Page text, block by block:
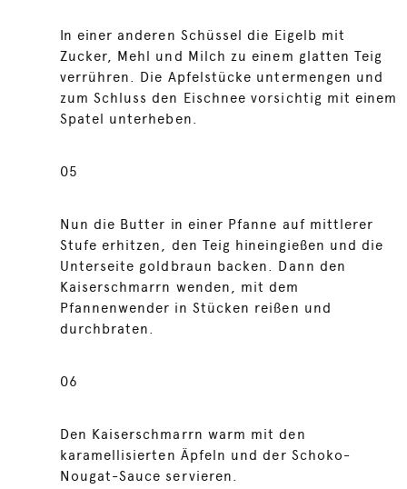
In einer anderen Schüssel die Eigelb mit
Zucker, Mehl und Milch zu einem glatten Teig
verrühren. Die Apfelstücke untermengen und
zum Schluss den Eischnee vorsichtig mit einem
Spatel unterheben.
05
Nun die Butter in einer Pfanne auf mittlerer
Stufe erhitzen, den Teig hineingießen und die
Unterseite goldbraun backen. Dann den
Kaiserschmarrn wenden, mit dem
Pfannenwender in Stücken reißen und
durchbraten.
06
Den Kaiserschmarrn warm mit den
karamellisierten Äpfeln und der Schoko-
Nougat-Sauce servieren.